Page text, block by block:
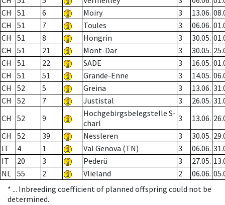
CH
51 6 Moiry 3 13.06.
CH
51 7 Toules 3 06.06.
CH
51 8 Hongrin 3 30.05.
CH
51 21 Mont-Dar 3 30.05.
CH
51 22 SADE 3 16.05.
CH
51 51 Grande-Enne 3 14.05.
CH
52 5 Greina 3 13.06.
CH
52 7 Justistal 3 26.05.
CH
52 9
Hochgebirgsbelegstelle S-
charl
3 13.06.
CH
52 39 Nessleren 3 30.05.
IT
4 1 Val Genova (TN) 3 06.06.
IT
20 3 Pederü 3 27.05.
NL 55 2 Vlieland 2 06.06.
* ... Inbreeding coefficient of planned offspring could not be
determined.